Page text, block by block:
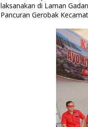
laksanakan di Laman
Pancuran Gerobak